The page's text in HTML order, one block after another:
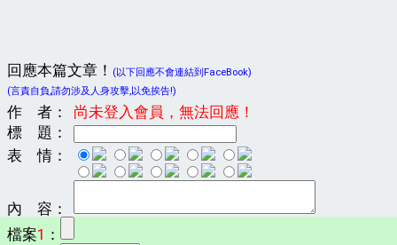
回應本篇文章！
(以下回應不會連結到FaceBook)
(言責自負,請勿涉及人身攻擊,以免挨告!)
作 者：
尚未登入會員，無法回應！
標 題：
表 情：
內 容：
檔案1 ：